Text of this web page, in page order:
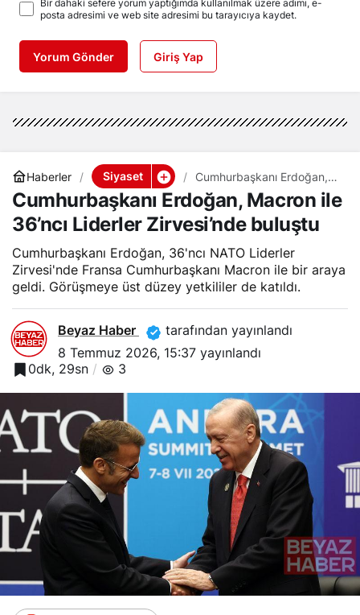
Bir dahaki sefere yorum yaptığımda kullanılmak üzere adımı, e-
posta adresimi ve web site adresimi bu tarayıcıya kaydet.
Yorum Gönder Giriş Yap
Haberler Siyaset
Cumhurbaşkanı Erdoğan,
Macron ile 36’ncı Liderler
Zirvesi’nde buluştu
Cumhurbaşkanı Erdoğan, Macron ile
36’ncı Liderler Zirvesi’nde buluştu
Cumhurbaşkanı Erdoğan, 36'ncı NATO Liderler
Zirvesi'nde Fransa Cumhurbaşkanı Macron ile bir araya
geldi. Görüşmeye üst düzey yetkililer de katıldı.
Beyaz Haber
tarafından yayınlandı
8 Temmuz 2026, 15:37 yayınlandı
0dk, 29sn
3